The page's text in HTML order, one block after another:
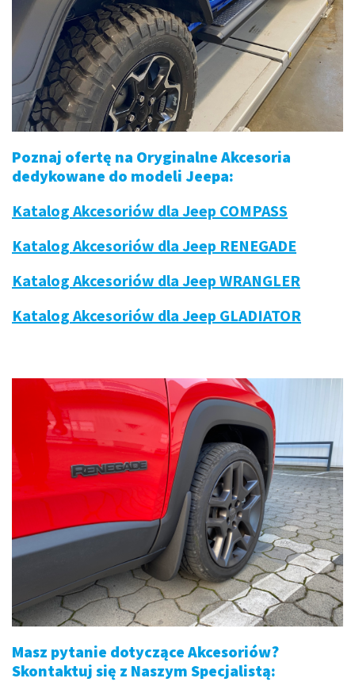
Poznaj ofertę na Oryginalne Akcesoria
dedykowane do modeli Jeepa:
Katalog Akcesoriów dla Jeep COMPASS
Katalog Akcesoriów dla Jeep RENEGADE
Katalog Akcesoriów dla Jeep WRANGLER
Katalog Akcesoriów dla Jeep GLADIATOR
Masz pytanie dotyczące Akcesoriów?
Skontaktuj się z Naszym Specjalistą: